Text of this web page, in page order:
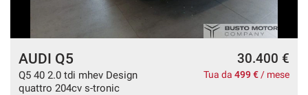
AUDI Q5
Q5 40 2.0 tdi mhev Design
quattro 204cv s-tronic
30.400 €
Tua da 499 € / mese
Cookie necessari
Cookie delle preferenze